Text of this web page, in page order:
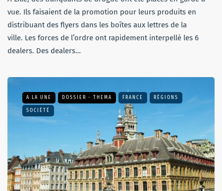
vue. Ils faisaient de la promotion pour leurs produits en
distribuant des flyers dans les boîtes aux lettres de la
ville. Les forces de l’ordre ont rapidement interpellé les 6
dealers. Des dealers…
A LA UNE DOSSIER - THEMA FRANCE RÉGIONS
SOCIÉTÉ